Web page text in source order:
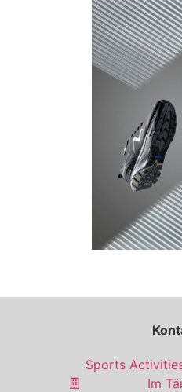
Sports
Im